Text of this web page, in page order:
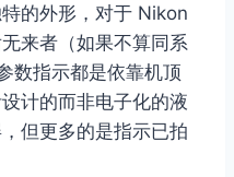
的外形，对于 Nikon
来者（如果不算同系
数指示都是依靠机顶
计的而非电子化的液
但更多的是指示已拍